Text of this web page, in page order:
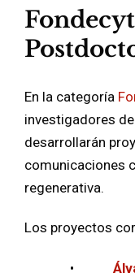
En la categoría
investigadores
desarrollarán
comunicaciones
regenerativa.
Los proyectos
•